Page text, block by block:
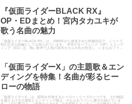
『仮面ライダーBLACK RX』
OP・EDまとめ！宮内タカユキが
歌う名曲の魅力
『仮面ライダーBLACK RX』は、1988年から放送された特撮作品で、シリーズ
初の正式な続編としても知られています。 本作のオープニング（OP）とエンデ
ィング（ED）は、熱い歌声で人気の宮内タカユキ氏が担当し、いまなおファン
「仮面ライダーX」の主題歌＆エン
ディングを特集！名曲が彩るヒー
ローの物語
「仮面ライダーX」は、昭和を代表するヒーローシリーズの一つです。その物語
を盛り上げる主題歌とエンディング曲は、今もなおファンに愛され続けていま